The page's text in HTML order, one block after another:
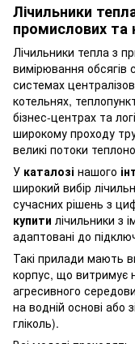
Лічильники
промислових та
Лічильники тепла з
вимірювання обсягів
системах
котельнях,
бізнес-центрах та
широкому проходу
великі потоки
У каталозі нашого
широкий вибір
сучасних рішень з
купити лічильники з
адаптовані до
Такі прилади мають
корпус, що витримує
агресивного
на водній основі або
гліколь).